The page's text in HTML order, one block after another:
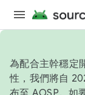
為配合主幹穩定
性，我們將自